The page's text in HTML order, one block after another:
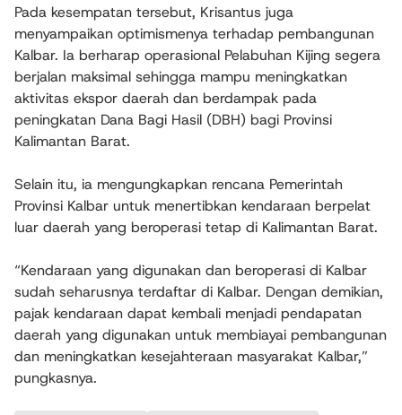
Pada kesempatan tersebut, Krisantus juga
menyampaikan optimismenya terhadap pembangunan
Kalbar. Ia berharap operasional Pelabuhan Kijing segera
berjalan maksimal sehingga mampu meningkatkan
aktivitas ekspor daerah dan berdampak pada
peningkatan Dana Bagi Hasil (DBH) bagi Provinsi
Kalimantan Barat.
Selain itu, ia mengungkapkan rencana Pemerintah
Provinsi Kalbar untuk menertibkan kendaraan berpelat
luar daerah yang beroperasi tetap di Kalimantan Barat.
“Kendaraan yang digunakan dan beroperasi di Kalbar
sudah seharusnya terdaftar di Kalbar. Dengan demikian,
pajak kendaraan dapat kembali menjadi pendapatan
daerah yang digunakan untuk membiayai pembangunan
dan meningkatkan kesejahteraan masyarakat Kalbar,”
pungkasnya.